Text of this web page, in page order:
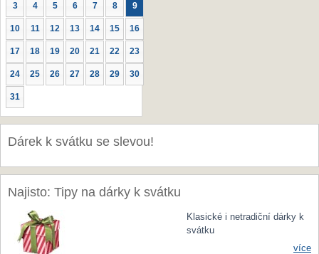
3 4 5 6 7 8 9
10 11 12 13 14 15 16
17 18 19 20 21 22 23
24 25 26 27 28 29 30
31
Dárek k svátku se slevou!
Najisto: Tipy na dárky k svátku
Klasické i netradiční dárky k
svátku
více